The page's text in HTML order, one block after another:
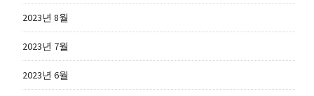
2023년 8월
2023년 7월
2023년 6월